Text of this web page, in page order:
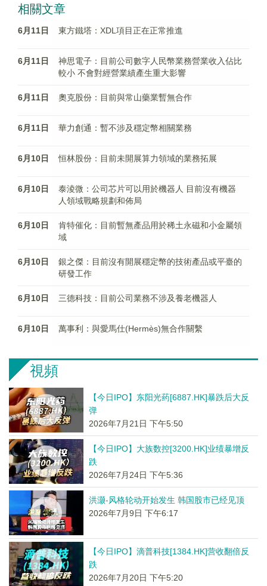
相關文章
6月11日 東方鐵塔：XDL項目正在正常推進
6月11日
神思電子：目前公司數字人民幣業務營業收入佔比
較小 不會對經營業績產生重大影響
6月11日 奧克股份：目前與常山藥業暫無合作
6月11日 華力創通：暫不涉及穩定幣相關業務
6月10日 恒林股份：目前未開展算力領域的業務拓展
6月10日
泰淩微：公司芯片可以用於機器人 目前沒有機器
人領域戰略規劃和佈局
6月10日
肯特催化：目前暫無產品用於稀土永磁和小金屬領
域
6月10日
銀之傑：目前沒有開展穩定幣的技術產品或平臺的
研發工作
6月10日 三德科技：目前公司業務不涉及養老機器人
6月10日 萬事利：與愛馬仕(Hermès)無合作關繫
視頻
【今日IPO】东阳光药[6887.HK]暴跌后大反
弹
2026年7月21日 下午5:50
【今日IPO】大族数控[3200.HK]业绩暴增反
跌
2026年7月24日 下午5:36
洪灏-风格轮动开始发生 韩国股市已经见顶
2026年7月9日 下午6:17
【今日IPO】滴普科技[1384.HK]营收翻倍反
跌
2026年7月20日 下午5:20